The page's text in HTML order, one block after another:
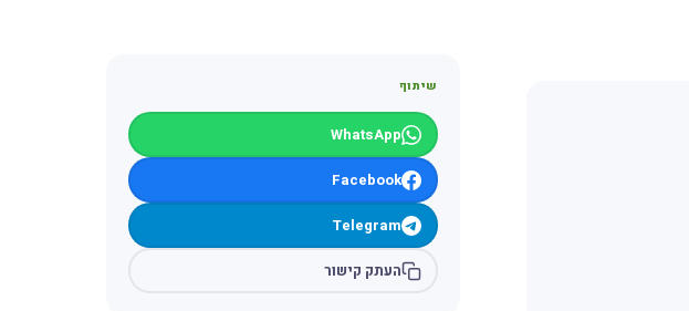
שיתוף
WhatsApp
Facebook
Telegram
העתק קישור